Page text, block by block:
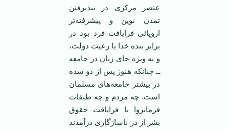
عنصر مرکزی در نپذیرفتن
تمدن نوین و پیشرفته‌تر
اروپائی فرایافت فرد بود در
برابر بنده خدا یا رعیت دولت،
و به ویژه جای زنان در جامعه
ــ چنانکه هنوز پس از دو سده
در بیشتر جامعه‌های مسلمان
است. چه مردم و چه طبقات
فرمانروا با فرایافت حقوق
بشر از در ناسازگاری درآمدند